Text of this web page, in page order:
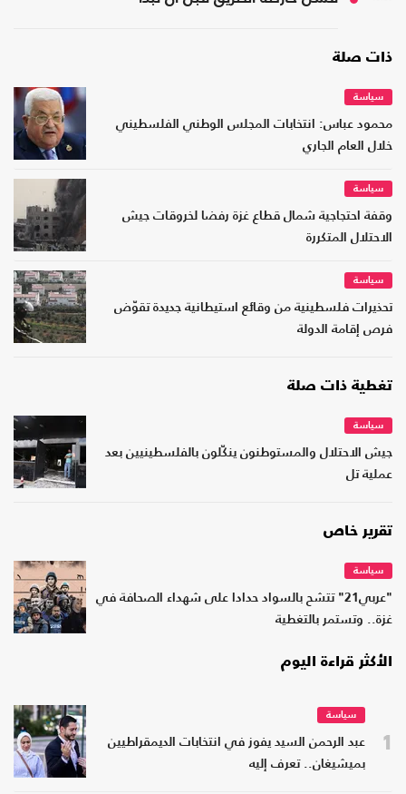
ذات صلة
سياسة
محمود عباس: انتخابات المجلس الوطني الفلسطيني
خلال العام الجاري
سياسة
وقفة احتجاجية شمال قطاع غزة رفضا لخروقات جيش
الاحتلال المتكررة
سياسة
تحذيرات فلسطينية من وقائع استيطانية جديدة تقوّض
فرص إقامة الدولة
تغطية ذات صلة
سياسة
جيش الاحتلال والمستوطنون ينكّلون بالفلسطينيين بعد
عملية تل
تقرير خاص
سياسة
"عربي21" تتشح بالسواد حدادا على شهداء الصحافة في
غزة.. وتستمر بالتغطية
الأكثر قراءة اليوم
1
سياسة
عبد الرحمن السيد يفوز في انتخابات الديمقراطيين
بميشيغان.. تعرف إليه